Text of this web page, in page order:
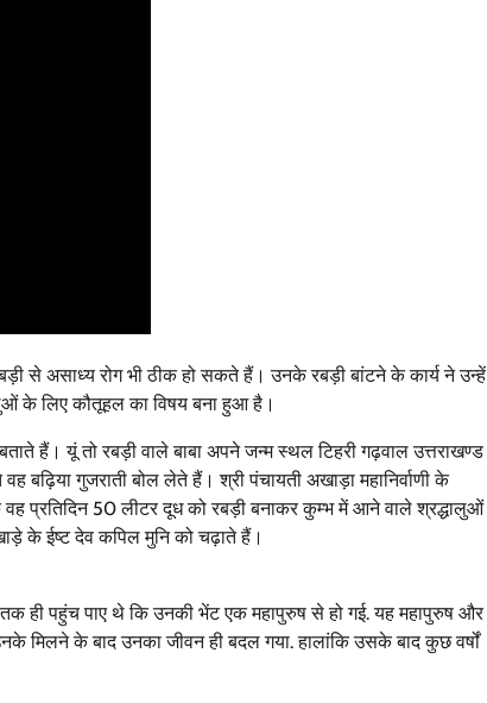
से असाध्य रोग भी ठीक हो सकते हैं। उनके रबड़ी बांटने के कार्य ने उन्हें
के लिए कौतूहल का विषय बना हुआ है।
हैं। यूं तो रबड़ी वाले बाबा अपने जन्म स्थल टिहरी गढ़वाल उत्तराखण्ड
बढ़िया गुजराती बोल लेते हैं। श्री पंचायती अखाड़ा महानिर्वाणी के
वह प्रतिदिन 50 लीटर दूध को रबड़ी बनाकर कुम्भ में आने वाले श्रद्धालुओं
के ईष्ट देव कपिल मुनि को चढ़ाते हैं।
तक ही पहुंच पाए थे कि उनकी भेंट एक महापुरुष से हो गई. यह महापुरुष और
मिलने के बाद उनका जीवन ही बदल गया. हालांकि उसके बाद कुछ वर्षों